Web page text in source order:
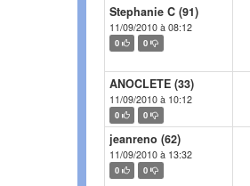
Stephanie C (91)
11/09/2010 à 08:12
0 0
ANOCLETE (33)
11/09/2010 à 10:12
0 0
jeanreno (62)
11/09/2010 à 13:32
0 0